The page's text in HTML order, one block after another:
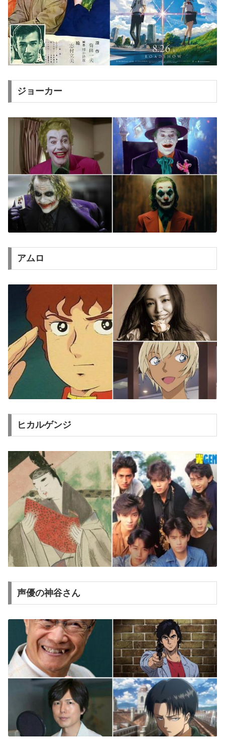
ジョーカー
アムロ
ヒカルゲンジ
声優の神谷さん